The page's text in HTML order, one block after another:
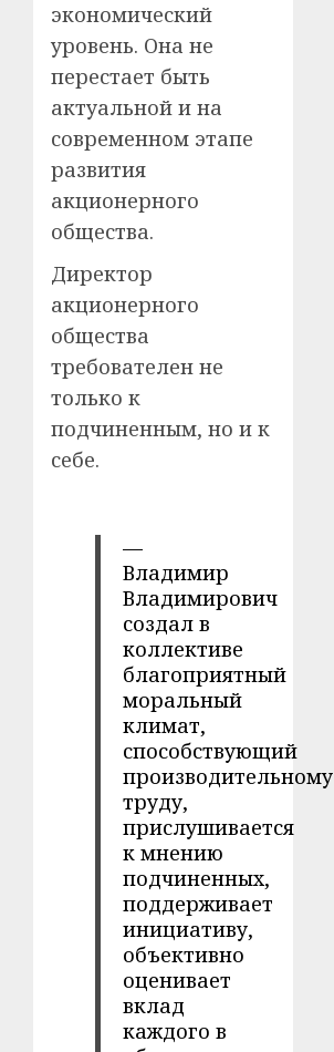
экономический
уровень. Она не
перестает быть
актуальной и на
современном этапе
развития
акционерного
общества.
Директор
акционерного
общества
требователен не
только к
подчиненным, но и к
себе.
—
Владимир
Владимирович
создал в
коллективе
благоприятный
моральный
климат,
способствующий
производительному
труду,
прислушивается
к мнению
подчиненных,
поддерживает
инициативу,
объективно
оценивает
вклад
каждого в